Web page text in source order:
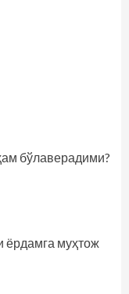
бўлаверадими?
ёрдамга муҳтож